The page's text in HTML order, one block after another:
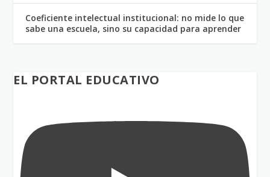
Coeficiente intelectual institucional: no mide lo que
sabe una escuela, sino su capacidad para aprender
EL PORTAL EDUCATIVO